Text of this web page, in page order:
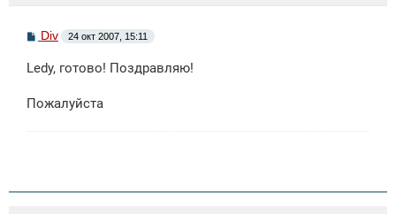
С
о
б
н
Div 24 окт 2007, 15:11
Ledy, готово! Поздравляю!
Пожалуйста